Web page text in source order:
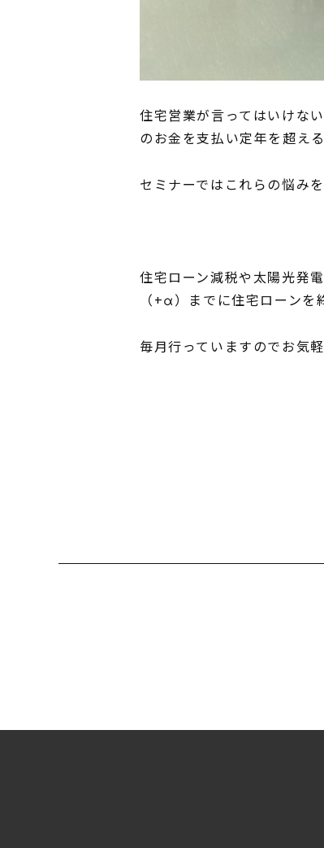
住宅営業が言ってはいけな
のお金を支払い定年を超え
セミナーではこれらの悩み
住宅ローン減税や太陽光発
（+α）までに住宅ローンを
毎月行っていますのでお気